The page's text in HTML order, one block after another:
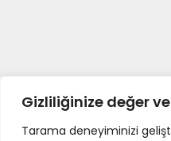
Gizliliğinize değer
Tarama deneyiminizi